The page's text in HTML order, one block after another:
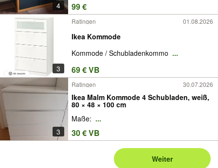
4 99 €
3
Ratingen 01.08.2026
Ikea Kommode
Kommode / Schubladenkommo ...
69 € VB
3
Ratingen 30.07.2026
Ikea Malm Kommode 4 Schubladen, weiß,
80 × 48 × 100 cm
Maße: ...
30 € VB
Weiter